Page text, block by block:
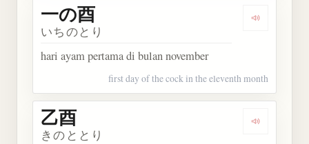
Dengarkan
一の酉
いちのとり
hari ayam pertama di bulan november
first day of the cock in the eleventh month
Dengarkan
乙酉
きのととり